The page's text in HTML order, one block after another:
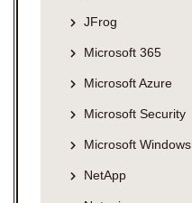
JFrog
Microsoft 365
Microsoft Azure
Microsoft Security
Microsoft Windows
NetApp